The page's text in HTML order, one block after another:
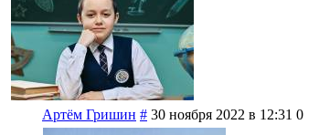
Артём Гришин # 30 ноября 2022 в 12:31 0